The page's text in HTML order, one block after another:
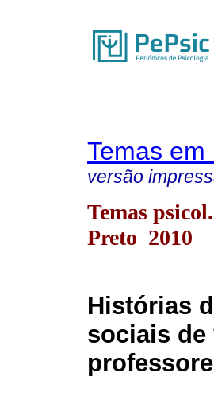
Temas
versão
Temas
Preto 2010
Histórias
sociais